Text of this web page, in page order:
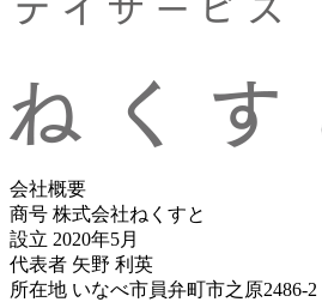
会社概要
商号 株式会社ねくすと
設立 2020年5月
代表者 矢野 利英
所在地 いなべ市員弁町市之原2486-2